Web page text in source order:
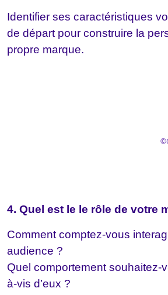
Identifier ses caractéristiques
de départ pour construire la
propre marque.
©
4. Quel est le le rôle de votre
Comment comptez-vous
audience ?
Quel comportement souhaitez-
à-vis d’eux ?